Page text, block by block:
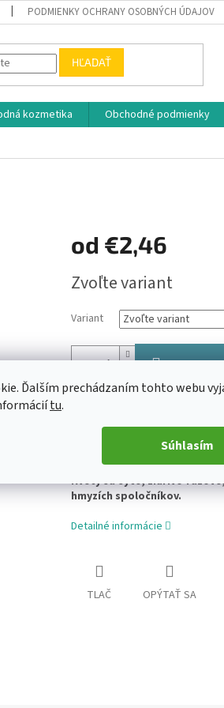
Ďalším prechádzaním tohto webu
tu.
Súhlasím
PODMIENKY OCHRANY OSOBNÝCH ÚDAJOV
HĽADAŤ
kozmetika Obchodné podmienky
od €2,46
cena:
Zvoľte variant
Variant
Pridať do
Túto pôsobivú bylinku vo
vidieckych záhradiek.
požiadavky na pôdu, dariť
obľúbená trvalka, ktorá
podlhovastými drsnými
Kvety sú sýte, žiarivo
hmyzích spoločníkov.
Detailné informácie
TLAČ OPÝTAŤ SA